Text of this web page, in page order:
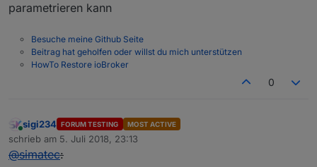
parametrieren kann
Besuche meine Github Seite
Beitrag hat geholfen oder willst du mich unterstützen
HowTo Restore ioBroker
0
Online
sigi234 FORUM TESTING MOST ACTIVE
schrieb am 5. Juli 2018, 23:13
zuletzt editiert von
@simatec: